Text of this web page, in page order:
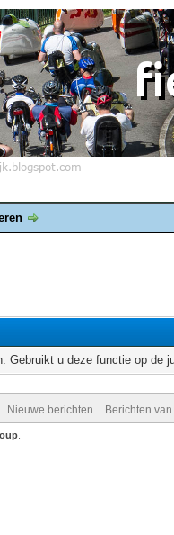
Gebruikt u deze functie op de
Nieuwe berichten Berichten